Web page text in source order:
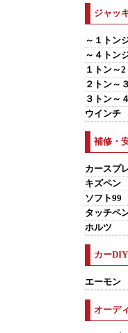
ジャッ
～１トン
～４トン
１トン～
２トン～
３トン～
ウインチ
補修・
カースプ
キズペン
ソフト99
タッチペ
ホルツ
カー
エーモン
オーデ